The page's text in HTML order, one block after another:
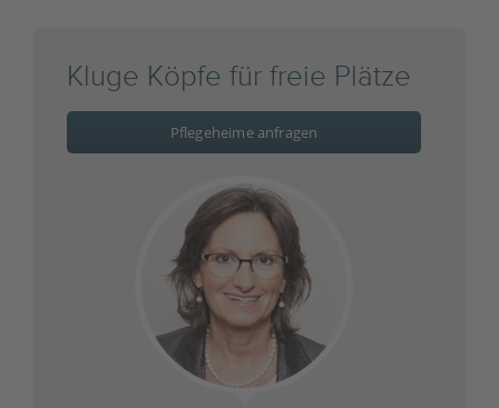
Kluge Köpfe für freie Plätze
Pflegeheime anfragen